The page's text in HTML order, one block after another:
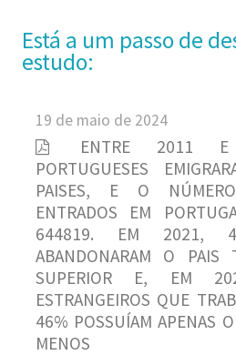
Está a um passo de
estudo:
19 de maio de 2024
ENTRE 2011
PORTUGUESES
PAISES, E O
ENTRADOS EM
644819. EM 2021,
ABANDONARAM O
SUPERIOR E, EM
ESTRANGEIROS QUE
46% POSSUÍAM APENAS
MENOS